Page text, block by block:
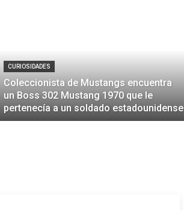
CURIOSIDADES
Coleccionista de Mustangs encuentra
un Boss 302 Mustang 1970 que le
pertenecía a un soldado estadounidense